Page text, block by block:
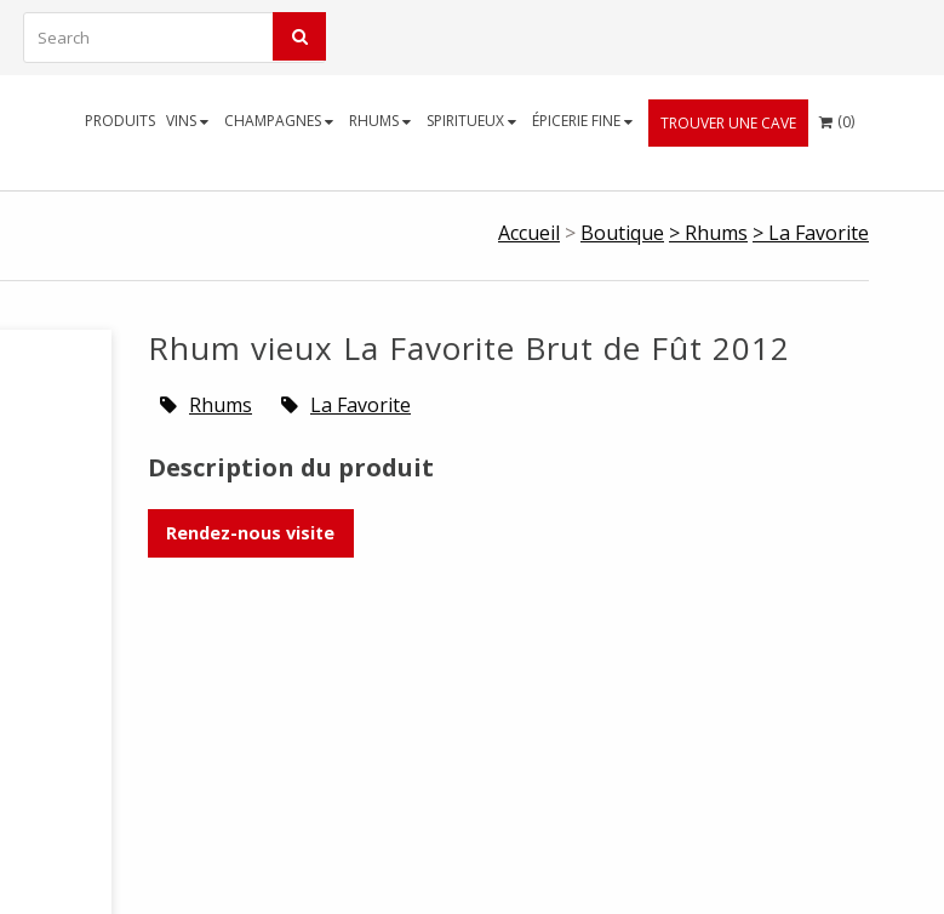
PRODUITS VINS CHAMPAGNES RHUMS SPIRITUEUX ÉPICERIE FINE TROUVER UNE CAVE CART
(0)
Accueil > Boutique > Rhums > La Favorite
Rhum vieux La Favorite Brut de Fût 2012
Rhums La Favorite
Description du produit
Rendez-nous visite